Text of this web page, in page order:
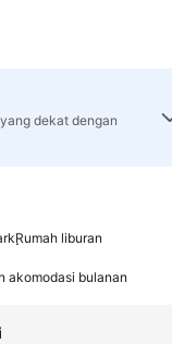
dekat dengan
Rumah liburan
akomodasi bulanan